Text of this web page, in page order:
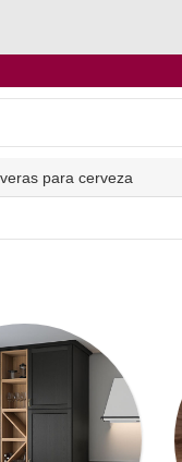
para cerveza